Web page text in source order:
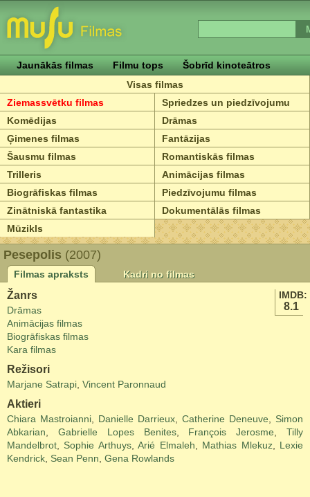
Jaunākās filmas Filmu tops
Šobrīd kinoteātros
Visas filmas
Ziemassvētku filmas
Spriedzes un piedzīvojumu
Komēdijas
Drāmas
Ģimenes filmas
Fantāzijas
Šausmu filmas
Romantiskās filmas
Trilleris
Animācijas filmas
Biogrāfiskas filmas
Piedzīvojumu filmas
Zinātniskā fantastika
Dokumentālās filmas
Mūzikls
Pesepolis (2007)
Filmas apraksts
Kadri no filmas
IMDB:
8.1
Žanrs
Drāmas
Animācijas filmas
Biogrāfiskas filmas
Kara filmas
Režisori
Marjane Satrapi Vincent Paronnaud
Aktieri
Chiara Mastroianni Danielle Darrieux Catherine Deneuve
Simon
Abkarian
Gabrielle Lopes Benites, François Jerosme ,Tilly
Mandelbrot
Sophie Arthuys,Arié Elmaleh Mathias Mlekuz, Lexie
Kendrick Sean Penn Gena Rowlands